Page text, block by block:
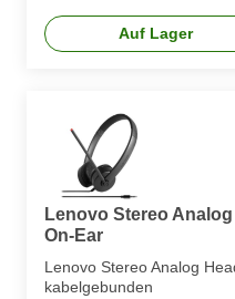
Auf Lager
Lenovo Stereo
On-Ear
Lenovo Stereo Analog
kabelgebunden